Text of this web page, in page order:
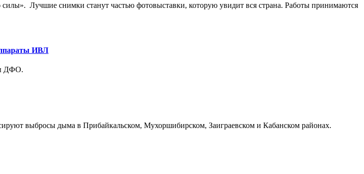
Лучшие снимки станут частью фотовыставки, которую увидит вся страна. Работы принимаются
ИВЛ
ДФО.
выбросы дыма в Прибайкальском, Мухоршибирском, Заиграевском и Кабанском районах.